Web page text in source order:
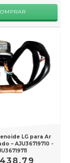
LG para Ar
– AJU36719710 -